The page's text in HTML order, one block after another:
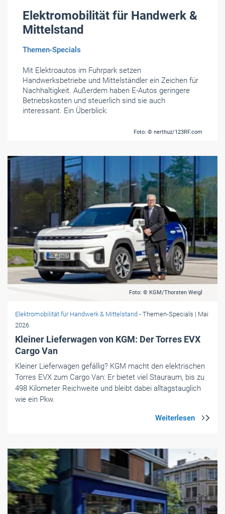
Foto: © nerthuz/123RF.com
Elektromobilität für Handwerk &
Mittelstand
Themen-Specials
Mit Elektroautos im Fuhrpark setzen
Handwerksbetriebe und Mittelständler ein Zeichen für
Nachhaltigkeit. Außerdem haben E-Autos geringere
Betriebskosten und steuerlich sind sie auch
interessant. Ein Überblick:
Foto: © KGM/Thorsten Weigl
Elektromobilität für Handwerk & Mittelstand - Themen-Specials | Mai
2026
Kleiner Lieferwagen von KGM: Der Torres EVX
Cargo Van
Kleiner Lieferwagen gefällig? KGM macht den elektrischen
Torres EVX zum Cargo Van: Er bietet viel Stauraum, bis zu
498 Kilometer Reichweite und bleibt dabei alltagstauglich
wie ein Pkw.